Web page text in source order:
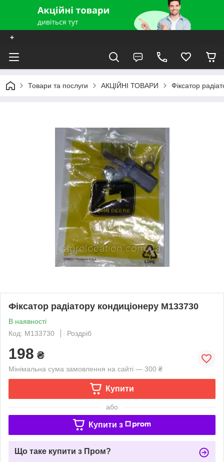
+
Товари та послуги АКЦІЙНІ ТОВАРИ Фіксатор
Фіксатор радіатору кондиціонеру M133730
В наявності
Код: M133730
Роздріб
198 ₴
Мінімальна сума замовлення на сайті — 300 ₴
Купити
або
Купити з
Що таке купити з Пром?